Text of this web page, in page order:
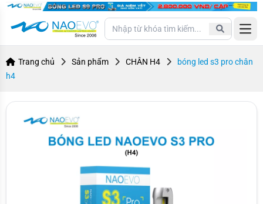
Trang chủ Sản phẩm CHÂN H4
bóng led s3 pro chân
h4